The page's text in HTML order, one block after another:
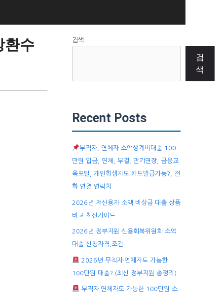
환수
검색
검
색
Recent Posts
무직자, 연체자 소액생계비대출 100
만원 입금, 연체, 부결, 만기연장, 금융교
육포털, 개인회생자도 카드발급가능?, 전
화 연결 연락처
2026년 저신용자 소액 비상금 대출 상품
비교 최신가이드
2026년 정부지원 신용회복위원회 소액
대출 신청자격,조건
2026년 무직자·연체자도 가능한
100만원 대출? (최신 정부지원 총정리)
무직자·연체자도 가능한 100만원 소